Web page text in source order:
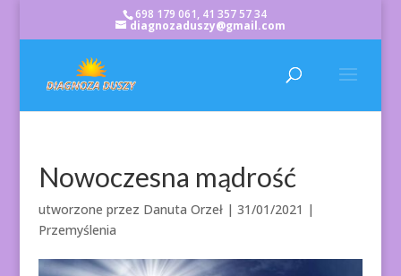
698 179 061, 41 357 57 34
diagnozaduszy@gmail.com
Nowoczesna mądrość
utworzone przez Danuta Orzeł| 31/01/2021 |
Przemyślenia